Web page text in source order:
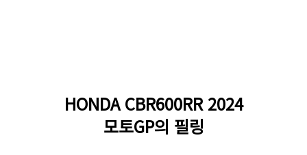
HONDA CBR600RR 2024
모토GP의 필링